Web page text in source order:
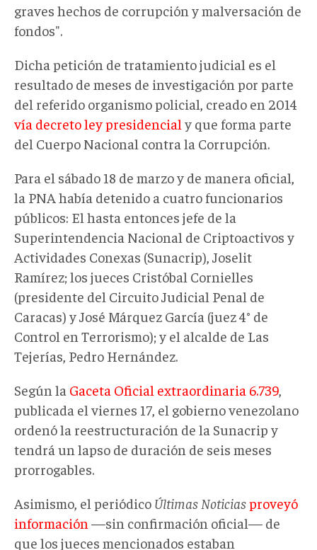
graves hechos de corrupción y malversación de
fondos".
Dicha petición de tratamiento judicial es el
resultado de meses de investigación por parte
del referido organismo policial, creado en 2014
vía decreto ley presidencial y que forma parte
del Cuerpo Nacional contra la Corrupción.
Para el sábado 18 de marzo y de manera oficial,
la PNA había detenido a cuatro funcionarios
públicos: El hasta entonces jefe de la
Superintendencia Nacional de Criptoactivos y
Actividades Conexas (Sunacrip), Joselit
Ramírez; los jueces Cristóbal Cornielles
(presidente del Circuito Judicial Penal de
Caracas) y José Márquez García (juez 4° de
Control en Terrorismo); y el alcalde de Las
Tejerías, Pedro Hernández.
Según la Gaceta Oficial extraordinaria 6.739
publicada el viernes 17, el gobierno venezolano
ordenó la reestructuración de la Sunacrip y
tendrá un lapso de duración de seis meses
prorrogables.
Asimismo, el periódico Últimas Noticiasproveyó
información —sin confirmación oficial— de
que los jueces mencionados estaban